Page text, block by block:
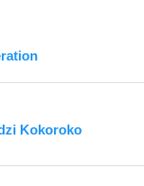
Kokoroko